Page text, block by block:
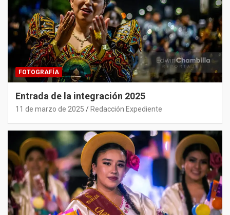
FOTOGRAFÍA
Entrada de la integración 2025
11 de marzo de 2025 Redacción Expediente